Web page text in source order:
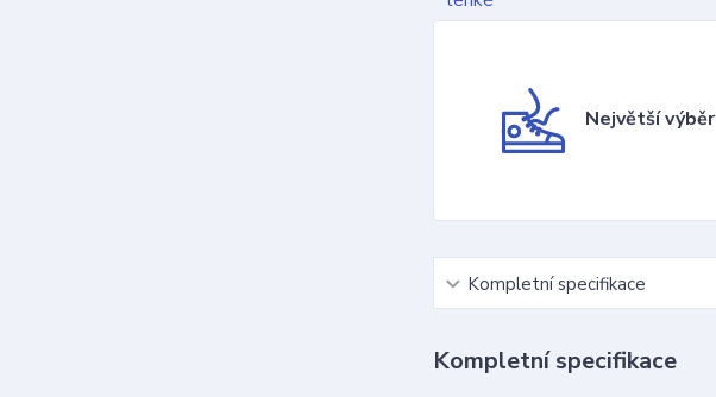
Největší výběr
Kompletní specifikace
Kompletní specifikace